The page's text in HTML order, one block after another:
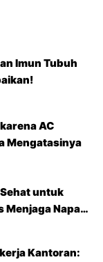
Imun Tubuh
AC
Mengatasinya
untuk
Menjaga Napas
Aktivitas
Kantoran: